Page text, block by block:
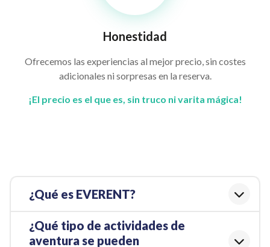
Honestidad
Ofrecemos las experiencias al mejor precio, sin costes
adicionales ni sorpresas en la reserva.
¡El precio es el que es, sin truco ni varita mágica!
¿Qué es EVERENT?
¿Qué tipo de actividades de
aventura se pueden